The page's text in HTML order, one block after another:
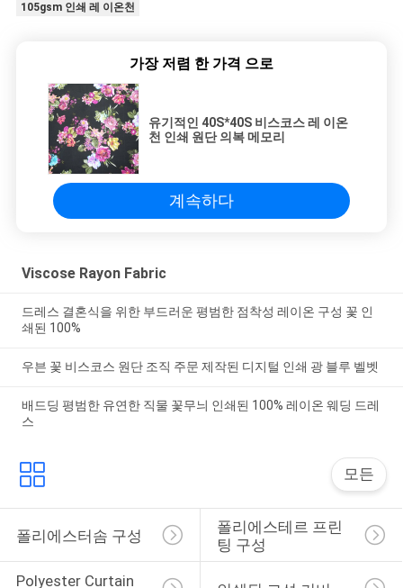
105gsm 인쇄 레 이온천
가장 저렴 한 가격 으로
유기적인 40S*40S 비스코스 레 이온
천 인쇄 원단 의복 메모리
계속하다
Viscose Rayon Fabric
드레스 결혼식을 위한 부드러운 평범한 점착성 레이온 구성 꽃 인
쇄된 100%
우븐 꽃 비스코스 원단 조직 주문 제작된 디지털 인쇄 광 블루 벨벳
배드딩 평범한 유연한 직물 꽃무늬 인쇄된 100% 레이온 웨딩 드레
스
모든
폴리에스터솜 구성
폴리에스테르 프린
팅 구성
Polyester Curtain